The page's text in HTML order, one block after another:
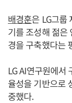
배경훈은 LG그룹
기를 조성해 젊은
경을 구축했다는
LG AI연구원에서
율성을 기반으로
중했다.